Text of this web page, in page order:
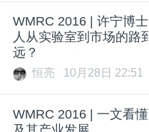
心
GAIR
专
WMRC 2016 | 许宁博
人从实验室到市场的路
远？
恒亮 10月28日 22:51
WMRC 2016 | 一文看